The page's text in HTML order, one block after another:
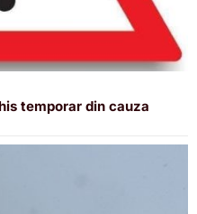
temporar din cauza